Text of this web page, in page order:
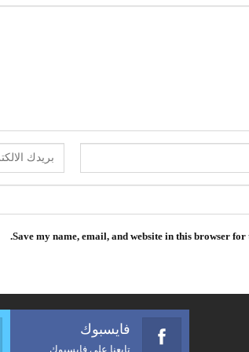
Save my name, email, and website in this browser for
فايسبوك
تابعنا على فايسبوك